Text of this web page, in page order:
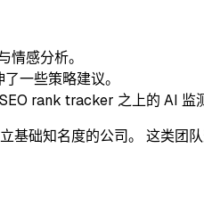
情感分析。
一些策略建议。
rank tracker 之上的 AI 监
基础知名度的公司。 这类团